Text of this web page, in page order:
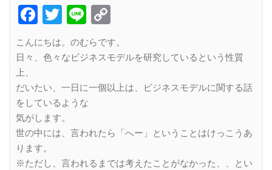
Facebook
Twitter
Line
Link
こんにちは。のむらです。
日々、色々なビジネスモデルを研究しているという性質
上、
だいたい、一日に一個以上は、ビジネスモデルに関する話
をしているような
気がします。
世の中には、言われたら「へー」ということはけっこうあ
ります。
※ただし、言われるまでは考えたことがなかった、、とい